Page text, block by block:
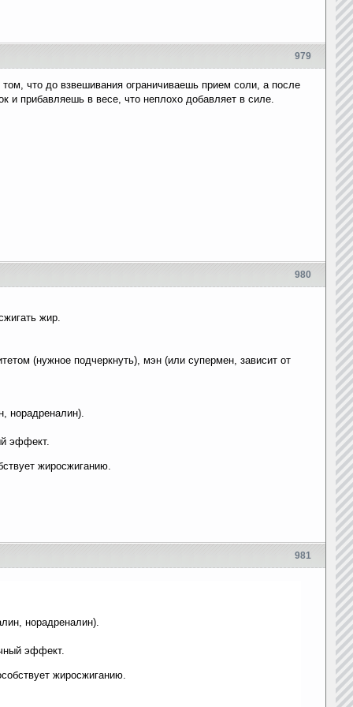
979
что до взвешивания ограничиваешь прием соли, а после
и прибавляешь в весе, что неплохо добавляет в силе.
980
жир.
(нужное подчеркнуть), мэн (или супермен, зависит от
норадреналин).
эффект.
жиросжиганию.
981
норадреналин).
эффект.
жиросжиганию.